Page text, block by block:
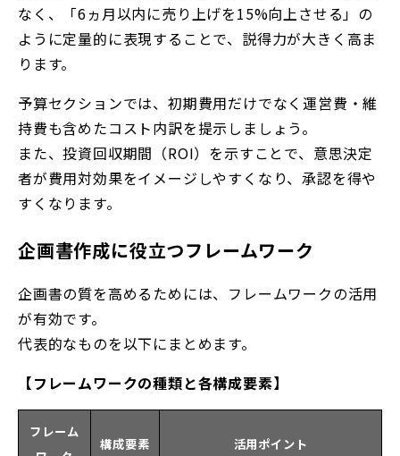
なく、「6ヵ月以内に売り上げを15%向上させる」の
ように定量的に表現することで、説得力が大きく高ま
ります。
予算セクションでは、初期費用だけでなく運営費・維
持費も含めたコスト内訳を提示しましょう。
また、投資回収期間（ROI）を示すことで、意思決定
者が費用対効果をイメージしやすくなり、承認を得や
すくなります。
企画書作成に役立つフレームワーク
企画書の質を高めるためには、フレームワークの活用
が有効です。
代表的なものを以下にまとめます。
【フレームワークの種類と各構成要素】
フレーム
構成要素 活用ポイント